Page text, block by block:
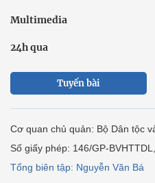
Multimedia
24h qua
Tuyến bài
Cơ quan chủ quản: Bộ Dân tộc
Số giấy phép: 146/GP-
Tổng biên tập: Nguyễn Văn Bá